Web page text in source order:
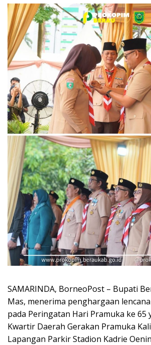
SAMARINDA, BorneoPost – Bupati
Mas, menerima penghargaan
pada Peringatan Hari Pramuka ke 65
Kwartir Daerah Gerakan Pramuka
Lapangan Parkir Stadion Kadrie